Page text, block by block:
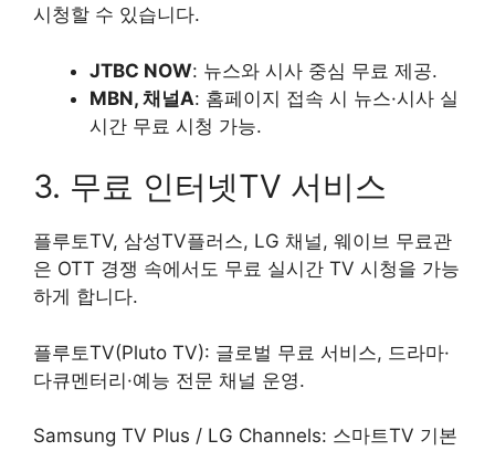
시청할 수 있습니다.
JTBC NOW: 뉴스와 시사 중심 무료 제공.
MBN, 채널A: 홈페이지 접속 시 뉴스·시사 실
시간 무료 시청 가능.
3. 무료 인터넷TV 서비스
플루토TV, 삼성TV플러스, LG 채널, 웨이브 무료관
은 OTT 경쟁 속에서도 무료 실시간 TV 시청을 가능
하게 합니다.
플루토TV(Pluto TV): 글로벌 무료 서비스, 드라마·
다큐멘터리·예능 전문 채널 운영.
Samsung TV Plus / LG Channels: 스마트TV 기본